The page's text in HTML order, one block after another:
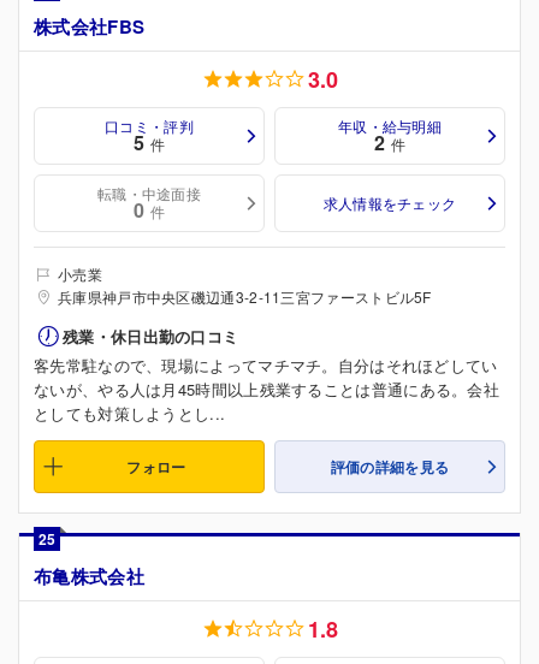
株式会社FBS
3.0
口コミ・評判
5 件
年収・給与明細
2 件
転職・中途面接
0 件 求人情報をチェック
小売業
兵庫県神戸市中央区磯辺通3-2-11三宮ファーストビル5F
残業・休日出勤の口コミ
客先常駐なので、現場によってマチマチ。自分はそれほどしてい
ないが、やる人は月45時間以上残業することは普通にある。会社
としても対策しようとし...
フォロー 評価の詳細を見る
25
布亀株式会社
1.8